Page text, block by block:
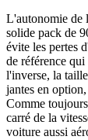
L'autonomie de
solide pack de
évite les pertes
de référence
l'inverse, la
jantes en
Comme
carré de la
voiture aussi